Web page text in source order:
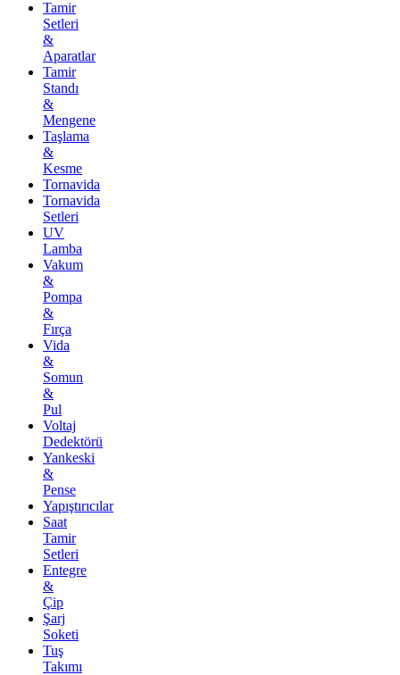
Tamir
Setleri
&
Aparatlar
Tamir
Standı
&
Mengene
Taşlama
&
Kesme
Tornavida
Tornavida
Setleri
UV
Lamba
Vakum
&
Pompa
&
Fırça
Vida
&
Somun
&
Pul
Voltaj
Dedektörü
Yankeski
&
Pense
Yapıştırıcılar
Saat
Tamir
Setleri
Entegre
&
Çip
Şarj
Soketi
Tuş
Takımı